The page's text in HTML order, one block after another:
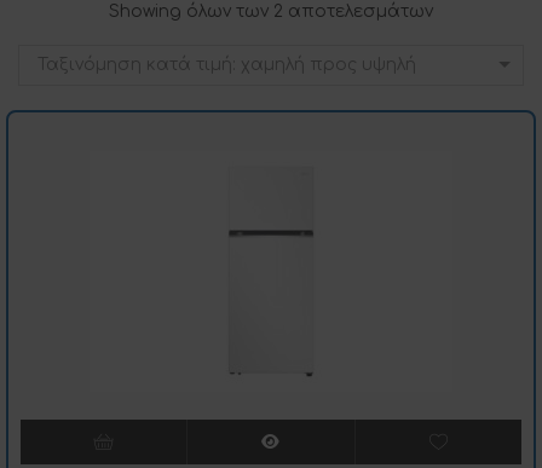
Showing όλων των 2 αποτελεσμάτων
Ταξινόμηση κατά τιμή: χαμηλή προς υψηλή